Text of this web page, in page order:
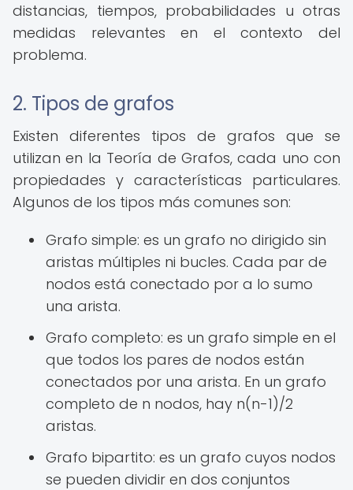
distancias, tiempos, probabilidades u otras
medidas relevantes en el contexto del
problema.
2. Tipos de grafos
Existen diferentes tipos de grafos que se
utilizan en la Teoría de Grafos, cada uno con
propiedades y características particulares.
Algunos de los tipos más comunes son:
Grafo simple: es un grafo no dirigido sin
aristas múltiples ni bucles. Cada par de
nodos está conectado por a lo sumo
una arista.
Grafo completo: es un grafo simple en el
que todos los pares de nodos están
conectados por una arista. En un grafo
completo de n nodos, hay n(n-1)/2
aristas.
Grafo bipartito: es un grafo cuyos nodos
se pueden dividir en dos conjuntos